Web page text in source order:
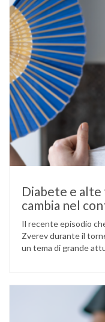
Diabete e
cambia nel
Il recente episodio
Zverev durante il
un tema di grande
glucosio lo aveva